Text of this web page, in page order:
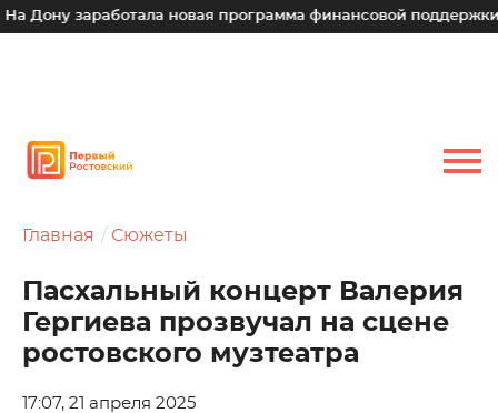
заработала новая программа финансовой поддержки для
Главная Сюжеты
Пасхальный концерт Валерия
Гергиева прозвучал на сцене
ростовского музтеатра
17:07, 21 апреля 2025